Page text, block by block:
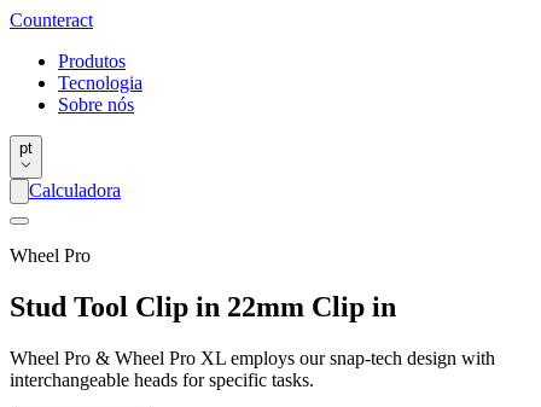
Counteract
Produtos
Tecnologia
Sobre nós
pt
Calculadora
Wheel Pro
Stud Tool Clip in 22mm Clip in
Wheel Pro & Wheel Pro XL employs our snap-tech design with
interchangeable heads for specific tasks.